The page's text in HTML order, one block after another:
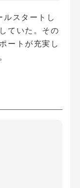
ルスタートし
ていた。その
ートが充実し